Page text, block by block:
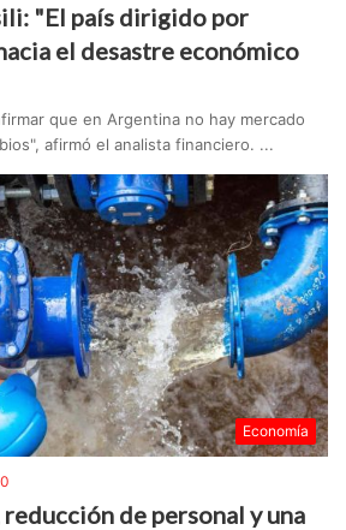
"El país dirigido por
el desastre económico
que en Argentina no hay mercado
afirmó el analista financiero. ...
Economía
0
de personal y una